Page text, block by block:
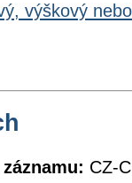
výškový
CZ-